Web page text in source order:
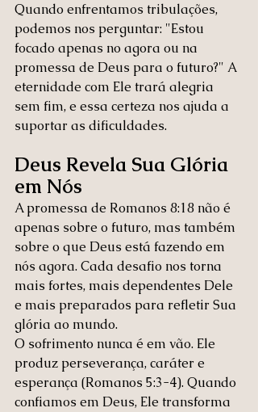
Quando enfrentamos tribulações,
podemos nos perguntar: "Estou
focado apenas no agora ou na
promessa de Deus para o futuro?" A
eternidade com Ele trará alegria
sem fim, e essa certeza nos ajuda a
suportar as dificuldades.
Deus Revela Sua Glória
em Nós
A promessa de Romanos 8:18 não é
apenas sobre o futuro, mas também
sobre o que Deus está fazendo em
nós agora. Cada desafio nos torna
mais fortes, mais dependentes Dele
e mais preparados para refletir Sua
glória ao mundo.
O sofrimento nunca é em vão. Ele
produz perseverança, caráter e
esperança (Romanos 5:3-4). Quando
confiamos em Deus, Ele transforma